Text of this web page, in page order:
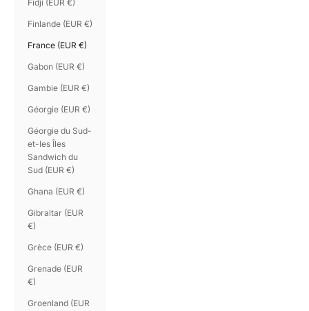
Fidji (EUR €)
Finlande (EUR €)
France (EUR €)
Gabon (EUR €)
Gambie (EUR €)
Géorgie (EUR €)
Géorgie du Sud-
et-les Îles
Sandwich du
Sud (EUR €)
Ghana (EUR €)
Gibraltar (EUR
€)
Grèce (EUR €)
Grenade (EUR
€)
Groenland (EUR